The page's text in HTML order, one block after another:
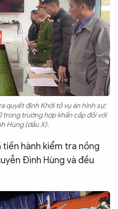
quyết định Khởi tố vụ án hình sự;
trong trường hợp khẩn cấp đối với
Hùng (dấu X).
hành kiểm tra nồng
Đình Hùng và đều